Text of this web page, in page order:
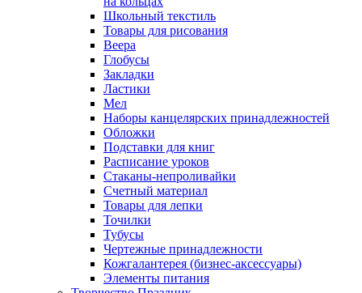
Школьный текстиль
Товары для рисования
Веера
Глобусы
Закладки
Ластики
Мел
Наборы канцелярских принадлежностей
Обложки
Подставки для книг
Расписание уроков
Стаканы-непроливайки
Счетный материал
Товары для лепки
Точилки
Тубусы
Чертежные принадлежности
Кожгалантерея (бизнес-аксессуары)
Элементы питания